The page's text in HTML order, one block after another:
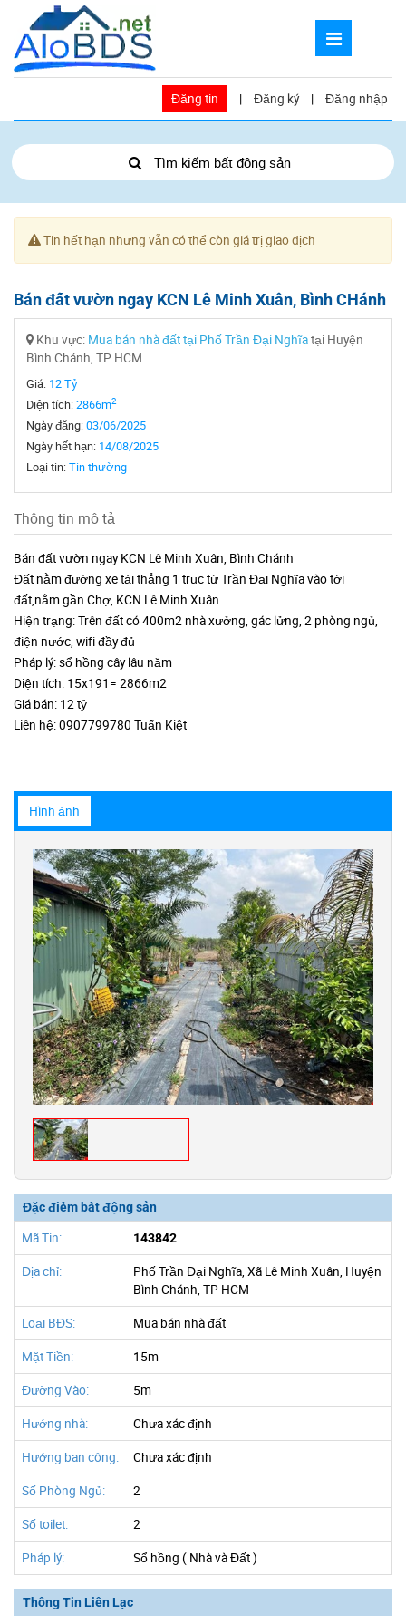
Đăng tin | Đăng ký | Đăng nhập
Tìm kiếm bất động sản
Tin hết hạn nhưng vẫn có thể còn giá trị giao dịch
Bán đất vườn ngay KCN Lê Minh Xuân, Bình CHánh
Khu vực: Mua bán nhà đất tại Phố Trần Đại Nghĩatại Huyện
Bình Chánh, TP HCM
Giá: 12 Tỷ
Diện tích:2866m2
Ngày đăng:03/06/2025
Ngày hết hạn: 14/08/2025
Loại tin:Tin thường
Thông tin mô tả
Bán đất vườn ngay KCN Lê Minh Xuân, Bình Chánh
Đất nằm đường xe tải thẳng 1 trục từ Trần Đại Nghĩa vào tới
đất,nằm gần Chợ, KCN Lê Minh Xuân
Hiện trạng: Trên đất có 400m2 nhà xưởng, gác lửng, 2 phòng ngủ,
điện nước, wifi đầy đủ
Pháp lý: sổ hồng cây lâu năm
Diện tích: 15x191= 2866m2
Giá bán: 12 tỷ
Liên hệ: 0907799780 Tuấn Kiệt
Hình ảnh
Đặc điểm bất động sản
Mã Tin: 143842
Địa chỉ:
Phố Trần Đại Nghĩa, Xã Lê Minh Xuân, Huyện
Bình Chánh, TP HCM
Loại BĐS: Mua bán nhà đất
Mặt Tiền: 15m
Đường Vào: 5m
Hướng nhà: Chưa xác định
Hướng ban công: Chưa xác định
Số Phòng Ngủ: 2
Số toilet: 2
Pháp lý: Sổ hồng ( Nhà và Đất )
Thông Tin Liên Lạc